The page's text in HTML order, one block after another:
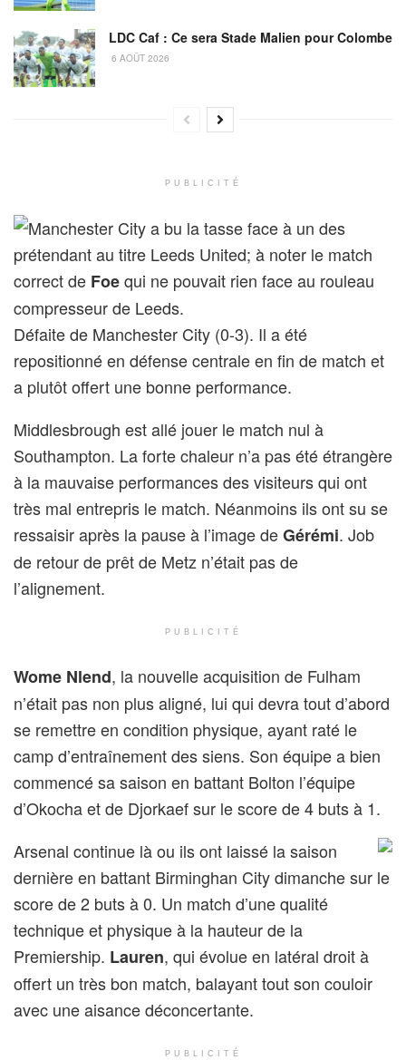
LDC Caf : Ce sera Stade Malien pour Colombe
6 AOÛT 2026
PUBLICITÉ
Manchester City a bu la tasse face à un des
prétendant au titre Leeds United; à noter le match
correct de Foequi ne pouvait rien face au rouleau
compresseur de Leeds.
Défaite de Manchester City (0-3). Il a été
repositionné en défense centrale en fin de match et
a plutôt offert une bonne performance.
Middlesbrough est allé jouer le match nul à
Southampton. La forte chaleur n’a pas été étrangère
à la mauvaise performances des visiteurs qui ont
très mal entrepris le match. Néanmoins ils ont su se
ressaisir après la pause à l’image deGérémi. Job
de retour de prêt de Metz n’était pas de
l’alignement.
PUBLICITÉ
Wome Nlend, la nouvelle acquisition de Fulham
n’était pas non plus aligné, lui qui devra tout d’abord
se remettre en condition physique, ayant raté le
camp d’entraînement des siens. Son équipe a bien
commencé sa saison en battant Bolton l’équipe
d’Okocha et de Djorkaef sur le score de 4 buts à 1.
Arsenal continue là ou ils ont laissé la saison
dernière en battant Birminghan City dimanche sur le
score de 2 buts à 0. Un match d’une qualité
technique et physique à la hauteur de la
Premiership. Lauren, qui évolue en latéral droit à
offert un très bon match, balayant tout son couloir
avec une aisance déconcertante.
PUBLICITÉ